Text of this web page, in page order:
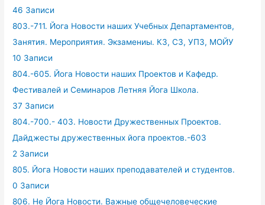
46 Записи
803.-711. Йога Новости наших Учебных Департаментов,
Занятия. Мероприятия. Экзамениы. КЗ, СЗ, УПЗ, МОЙУ
10 Записи
804.-605. Йога Новости наших Проектов и Кафедр.
Фестивалей и Семинаров Летняя Йога Школа.
37 Записи
804.-700.- 403. Новости Дружественных Проектов.
Дайджесты дружественных йога проектов.-603
2 Записи
805. Йога Новости наших преподавателей и студентов.
0 Записи
806. Не Йога Новости. Важные общечеловеческие